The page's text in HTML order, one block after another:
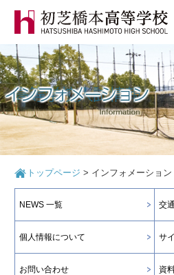
トップページ > インフォメーショ
NEWS 一覧 交
個人情報について サ
お問い合わせ 資